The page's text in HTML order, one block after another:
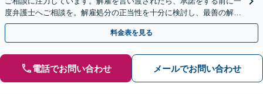
度弁護士へご相談を。解雇処分の正当性を十分に検討し、最善の解決
を図ります【初回相談無料】【電話／Zoom相談OK】
料金表を見る
電話でお問い合わせ メールでお問い合わせ